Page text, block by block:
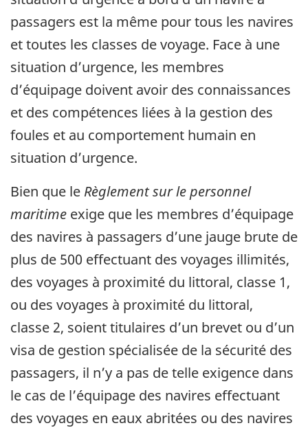
passagers est la même pour tous les navires
et toutes les classes de voyage. Face à une
situation d’urgence, les membres
d’équipage doivent avoir des connaissances
et des compétences liées à la gestion des
foules et au comportement humain en
situation d’urgence.
Bien que le Règlement sur le personnel
maritime exige que les membres d’équipage
des navires à passagers d’une jauge brute de
plus de 500 effectuant des voyages illimités,
des voyages à proximité du littoral, classe 1,
ou des voyages à proximité du littoral,
classe 2, soient titulaires d’un brevet ou d’un
visa de gestion spécialisée de la sécurité des
passagers, il n’y a pas de telle exigence dans
le cas de l’équipage des navires effectuant
des voyages en eaux abritées ou des navires